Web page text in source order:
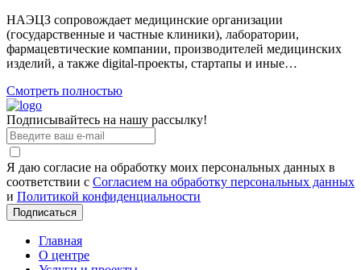
НАЭЦЗ сопровождает медицинские организации
(государственные и частные клиники), лаборатории,
фармацевтические компании, производителей медицинских
изделий, а также digital-проекты, стартапы и иные…
Смотреть полностью
Подписывайтесь на нашу рассылку!
Я даю согласие на обработку моих персональных данных в
соответствии с Согласием на обработку персональных данных
и Политикой конфиденциальности
Подписаться
Главная
О центре